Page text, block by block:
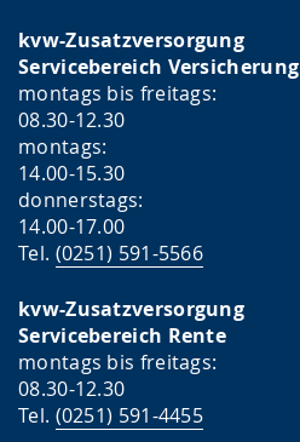
kvw-Zusatzversorgung
Servicebereich Versicherung
montags bis freitags:
08.30-12.30
montags:
14.00-15.30
donnerstags:
14.00-17.00
Tel. (0251) 591-5566
kvw-Zusatzversorgung
Servicebereich Rente
montags bis freitags:
08.30-12.30
Tel. (0251) 591-4455